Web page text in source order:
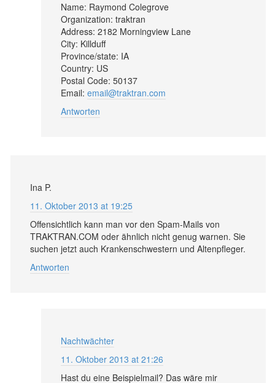
Name: Raymond Colegrove
Organization: traktran
Address: 2182 Morningview Lane
City: Killduff
Province/state: IA
Country: US
Postal Code: 50137
Email: email@traktran.com
Antworten
Ina P.
11. Oktober 2013 at 19:25
Offensichtlich kann man vor den Spam-Mails von
TRAKTRAN.COM oder ähnlich nicht genug warnen. Sie
suchen jetzt auch Krankenschwestern und Altenpfleger.
Antworten
Nachtwächter
11. Oktober 2013 at 21:26
Hast du eine Beispielmail? Das wäre mir